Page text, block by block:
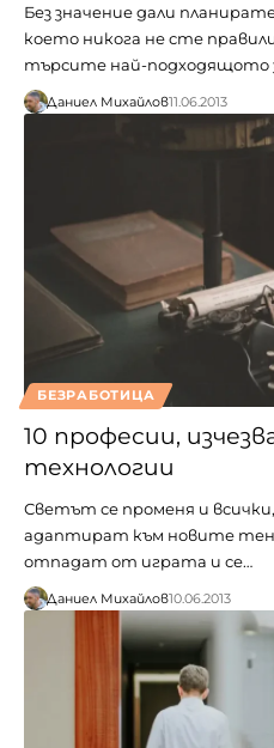
Без значение дали
което никога не сте
търсите най-подходящото
Даниел Михайлов11.06.2013
БЕЗРАБОТИЦА
10 професии,
технологии
Светът се променя и
адаптират към новите
отпадат от играта и се…
Даниел Михайлов10.06.2013